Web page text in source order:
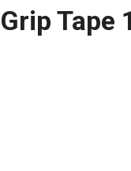
Tape